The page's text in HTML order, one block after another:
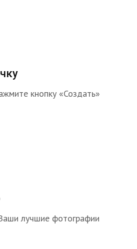
кнопку «Создать»
лучшие фотографии